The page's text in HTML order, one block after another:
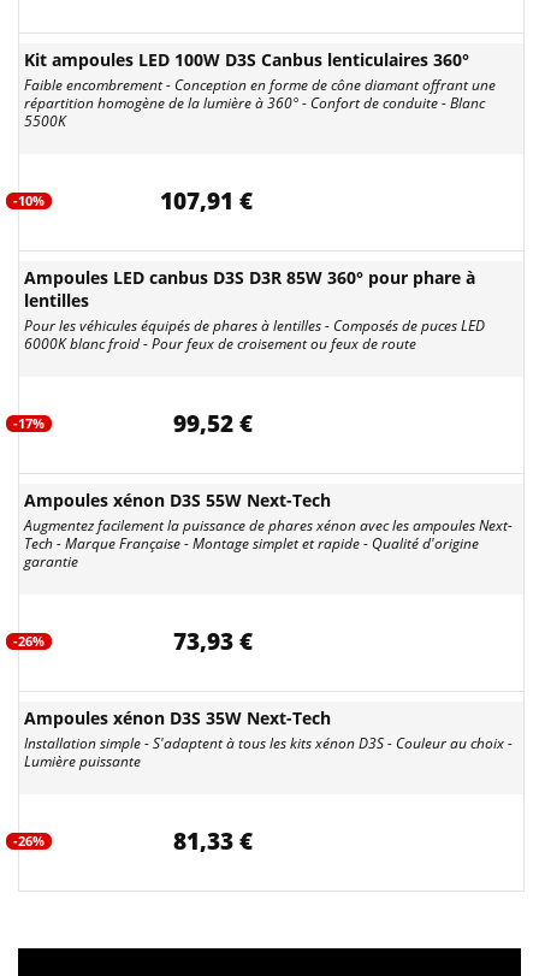
Kit ampoules LED 100W D3S Canbus lenticulaires 360°
Faible encombrement - Conception en forme de cône diamant offrant une
répartition homogène de la lumière à 360° - Confort de conduite - Blanc
5500K
-10% 107,91 €
Ampoules LED canbus D3S D3R 85W 360° pour phare à
lentilles
Pour les véhicules équipés de phares à lentilles - Composés de puces LED
6000K blanc froid - Pour feux de croisement ou feux de route
-17% 99,52 €
Ampoules xénon D3S 55W Next-Tech
Augmentez facilement la puissance de phares xénon avec les ampoules Next-
Tech - Marque Française - Montage simplet et rapide - Qualité d'origine
garantie
-26% 73,93 €
Ampoules xénon D3S 35W Next-Tech
Installation simple - S'adaptent à tous les kits xénon D3S - Couleur au choix -
Lumière puissante
-26% 81,33 €